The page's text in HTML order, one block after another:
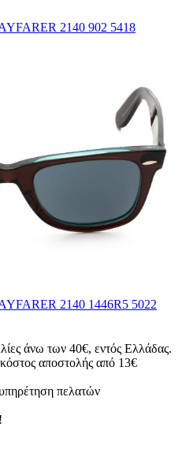
2140 902 5418
2140 1446R5 5022
άνω των 40€, εντός Ελλάδας.
αποστολής από 13€
πελατών